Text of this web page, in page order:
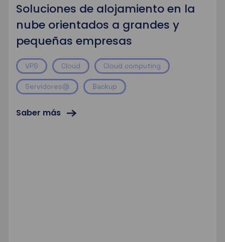
Soluciones de alojamiento en la
nube orientados a grandes y
pequeñas empresas
VPS Cloud Cloud computing
Servidores@ Backup
Saber más